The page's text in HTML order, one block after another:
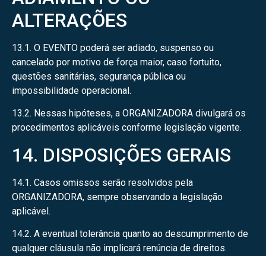
ALTERAÇÕES
13.1. O EVENTO poderá ser adiado, suspenso ou
cancelado por motivo de força maior, caso fortuito,
questões sanitárias, segurança pública ou
impossibilidade operacional.
13.2. Nessas hipóteses, a ORGANIZADORA divulgará os
procedimentos aplicáveis conforme legislação vigente.
14. DISPOSIÇÕES GERAIS
14.1. Casos omissos serão resolvidos pela
ORGANIZADORA, sempre observando a legislação
aplicável.
14.2. A eventual tolerância quanto ao descumprimento de
qualquer cláusula não implicará renúncia de direitos.